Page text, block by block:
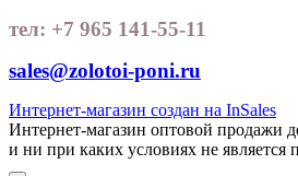
тел: +7 965 141-55-11
sales@zolotoi-poni.ru
Интернет-магазин создан на InSales
Интернет-магазин оптовой продажи
и ни при каких условиях не